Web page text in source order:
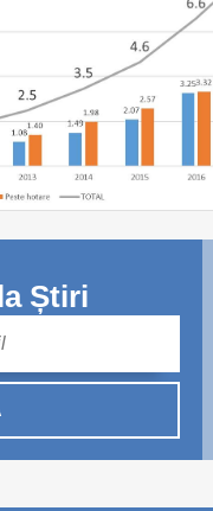
Știri